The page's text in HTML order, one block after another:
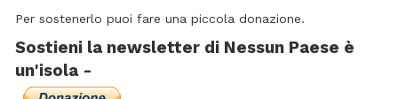
Per sostenerlo puoi fare una piccola donazione.
Sostieni la newsletter di Nessun Paese è
un'isola -